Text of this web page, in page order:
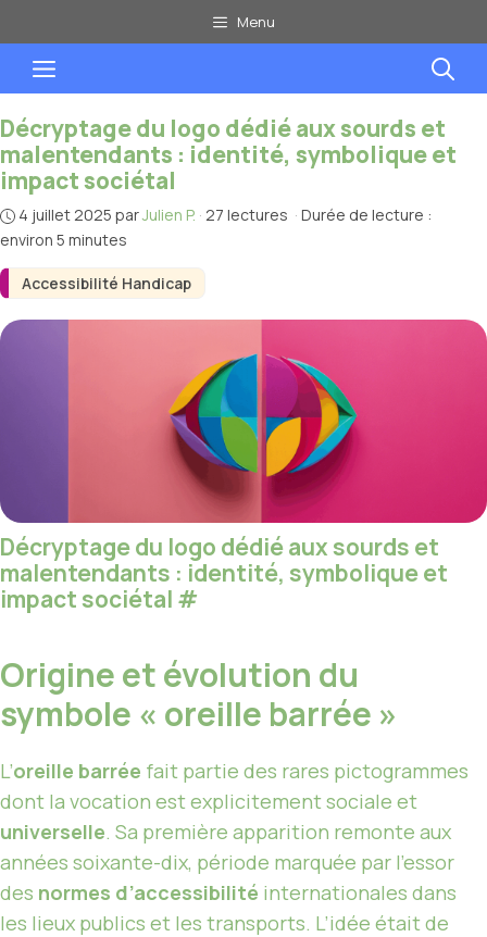
au
contenu
Menu
Menu
Accessibilité Handicap
Décryptage du logo dédié aux sourds et
malentendants : identité, symbolique et
impact sociétal
4 juillet 2025 parJulien P. · 27 lectures · Durée de lecture :
environ 5 minutes
Décryptage du logo dédié aux sourds et
malentendants : identité, symbolique et
impact sociétal #
Origine et évolution du
symbole « oreille barrée »
L’oreille barrée fait partie des rares pictogrammes
dont la vocation est explicitement sociale et
universelle. Sa première apparition remonte aux
années soixante-dix, période marquée par l’essor
des normes d’accessibilité internationales dans
les lieux publics et les transports. L’idée était de